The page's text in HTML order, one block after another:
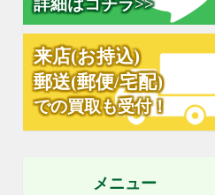
来店(お持込)
郵送(郵便/宅配)
での買取も受付！
メニュー